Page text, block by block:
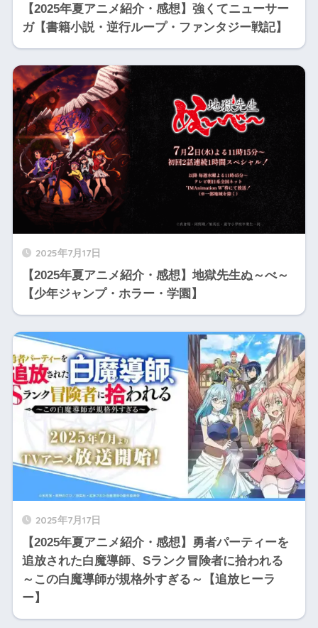
【2025年夏アニメ紹介・感想】強くてニューサー
ガ【書籍小説・逆行ループ・ファンタジー戦記】
2025年7月17日
【2025年夏アニメ紹介・感想】地獄先生ぬ～べ～
【少年ジャンプ・ホラー・学園】
2025年7月17日
【2025年夏アニメ紹介・感想】勇者パーティーを
追放された白魔導師、Sランク冒険者に拾われる
～この白魔導師が規格外すぎる～【追放ヒーラ
ー】